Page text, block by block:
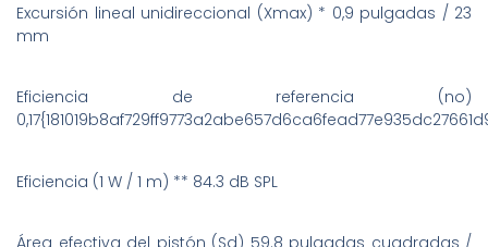
Excursión lineal unidireccional (Xmax) * 0,9 pulgadas / 23
mm
Eficiencia de referencia (no)
Eficiencia (1 W / 1 m) ** 84.3 dB SPL